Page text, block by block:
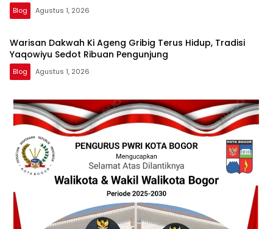
Blog Agustus 1, 2026
Warisan Dakwah Ki Ageng Gribig Terus Hidup, Tradisi
Yaqowiyu Sedot Ribuan Pengunjung
Blog Agustus 1, 2026